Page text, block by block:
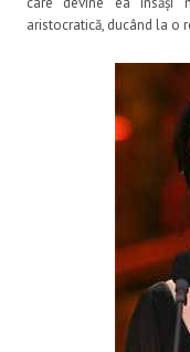
aristocratică, ducând la o